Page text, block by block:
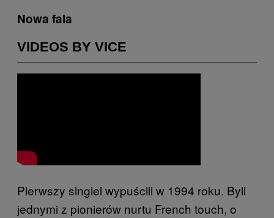
Nowa fala
VIDEOS BY VICE
Pierwszy singiel wypuścili w 1994 roku. Byli
jednymi z pionierów nurtu French touch, o